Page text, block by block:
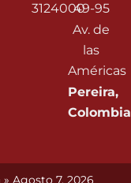
312400049-95
Av. de
las
Américas
Pereira,
Colombia
Agosto 7, 2026